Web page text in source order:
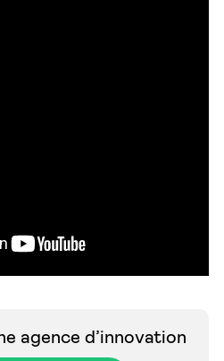
agence d’innovation